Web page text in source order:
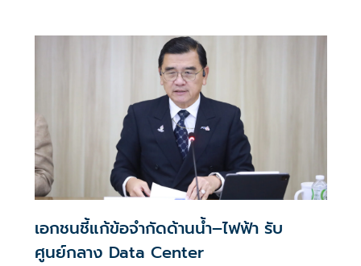
เอกชนชี้แก้ข้อจำกัดด้านน้ำ–ไฟฟ้า รับ
ศูนย์กลาง Data Center